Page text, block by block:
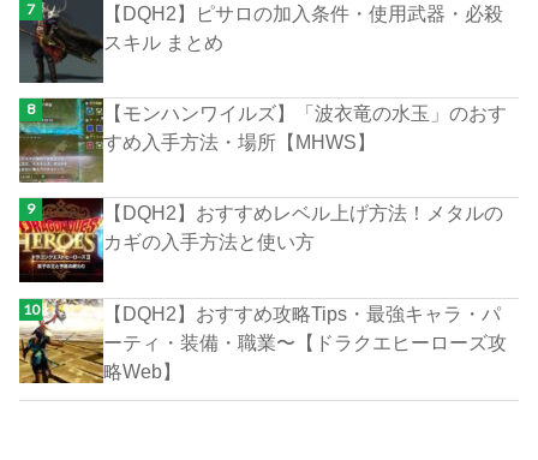
【DQH2】ピサロの加入条件・使用武器・必殺
スキル まとめ
【モンハンワイルズ】「波衣竜の水玉」のおす
すめ入手方法・場所【MHWS】
【DQH2】おすすめレベル上げ方法！メタルの
カギの入手方法と使い方
【DQH2】おすすめ攻略Tips・最強キャラ・パ
ーティ・装備・職業〜【ドラクエヒーローズ攻
略Web】